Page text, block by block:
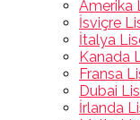
Amerika
İsviçre
İtalya
Kanada
Fransa
Dubai
İrlanda